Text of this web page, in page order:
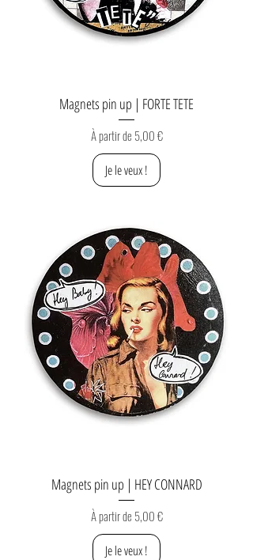
Magnets pin up | FORTE TETE
À partir de 5,00 €
Prix promotionnel
Je le veux !
Magnets pin up | HEY CONNARD
À partir de 5,00 €
Prix promotionnel
Je le veux !